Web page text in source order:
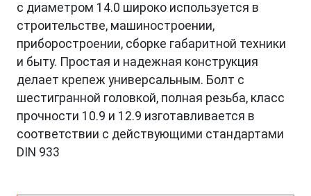
с диаметром 14.0 широко используется в
строительстве, машиностроении,
приборостроении, сборке габаритной техники
и быту. Простая и надежная конструкция
делает крепеж универсальным. Болт с
шестигранной головкой, полная резьба, класс
прочности 10.9 и 12.9 изготавливается в
соответствии с действующими стандартами
DIN 933